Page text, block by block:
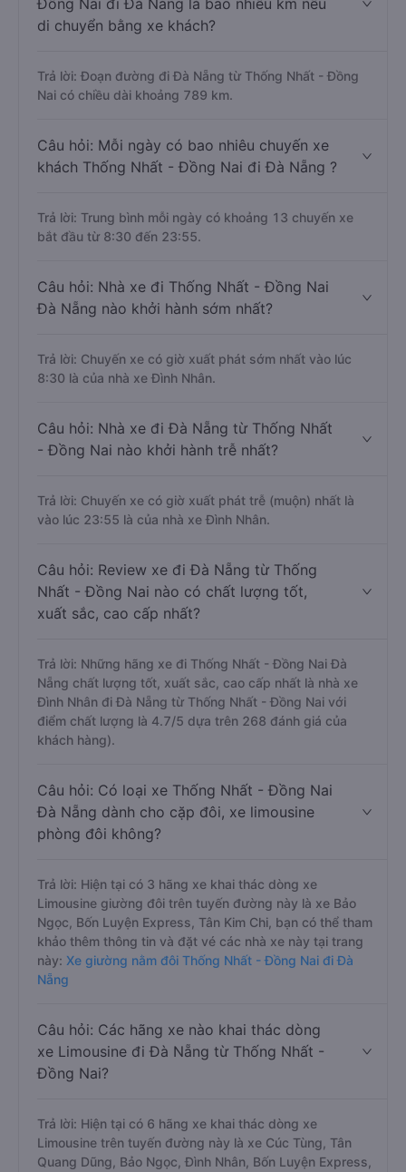
Đồng Nai đi Đà Nẵng là bao nhiêu km nếu
di chuyển bằng xe khách?
Trả lời: Đoạn đường đi Đà Nẵng từ Thống Nhất - Đồng
Nai có chiều dài khoảng 789 km.
Câu hỏi: Mỗi ngày có bao nhiêu chuyến xe
khách Thống Nhất - Đồng Nai đi Đà Nẵng ?
Trả lời: Trung bình mỗi ngày có khoảng 13 chuyến xe
bắt đầu từ 8:30 đến 23:55.
Câu hỏi: Nhà xe đi Thống Nhất - Đồng Nai
Đà Nẵng nào khởi hành sớm nhất?
Trả lời: Chuyến xe có giờ xuất phát sớm nhất vào lúc
8:30 là của nhà xe Đình Nhân.
Câu hỏi: Nhà xe đi Đà Nẵng từ Thống Nhất
- Đồng Nai nào khởi hành trễ nhất?
Trả lời: Chuyến xe có giờ xuất phát trễ (muộn) nhất là
vào lúc 23:55 là của nhà xe Đình Nhân.
Câu hỏi: Review xe đi Đà Nẵng từ Thống
Nhất - Đồng Nai nào có chất lượng tốt,
xuất sắc, cao cấp nhất?
Trả lời: Những hãng xe đi Thống Nhất - Đồng Nai Đà
Nẵng chất lượng tốt, xuất sắc, cao cấp nhất là nhà xe
Đình Nhân đi Đà Nẵng từ Thống Nhất - Đồng Nai với
điểm chất lượng là 4.7/5 dựa trên 268 đánh giá của
khách hàng).
Câu hỏi: Có loại xe Thống Nhất - Đồng Nai
Đà Nẵng dành cho cặp đôi, xe limousine
phòng đôi không?
Trả lời: Hiện tại có 3 hãng xe khai thác dòng xe
Limousine giường đôi trên tuyến đường này là xe Bảo
Ngọc, Bốn Luyện Express, Tân Kim Chi, bạn có thể tham
khảo thêm thông tin và đặt vé các nhà xe này tại trang
này: Xe giường nằm đôi Thống Nhất - Đồng Nai đi Đà
Nẵng
Câu hỏi: Các hãng xe nào khai thác dòng
xe Limousine đi Đà Nẵng từ Thống Nhất -
Đồng Nai?
Trả lời: Hiện tại có 6 hãng xe khai thác dòng xe
Limousine trên tuyến đường này là xe Cúc Tùng, Tân
Quang Dũng, Bảo Ngọc, Đình Nhân, Bốn Luyện Express,